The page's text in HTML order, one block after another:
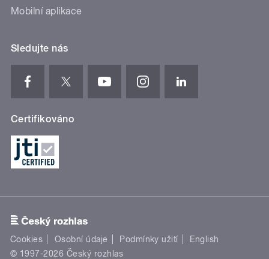
Mobilní aplikace
Sledujte nás
Certifikováno
Cookies Osobní údaje Podmínky užití
English
© 1997-2026 Český rozhlas